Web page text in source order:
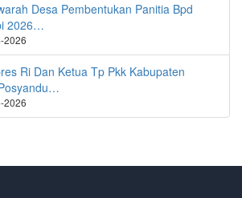
Desa Pembentukan Panitia Bpd
2026…
2026
Ri Dan Ketua Tp Pkk Kabupaten
2026